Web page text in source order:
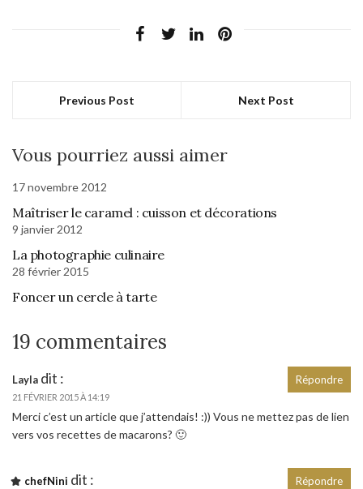
Previous Post Next Post
Vous pourriez aussi aimer
17 novembre 2012
Maîtriser le caramel : cuisson et décorations
9 janvier 2012
La photographie culinaire
28 février 2015
Foncer un cercle à tarte
19 commentaires
Layla dit :
21 FÉVRIER 2015 À 14:19
Merci c’est un article que j’attendais! :)) Vous ne mettez pas de lien
vers vos recettes de macarons? 🙂
Répondre
chefNini dit : Répondre